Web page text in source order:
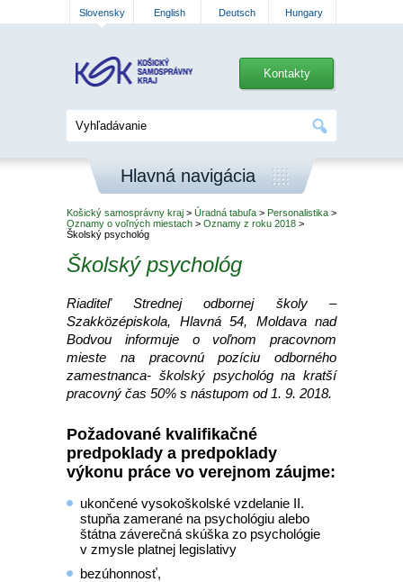
Slovensky English Deutsch Hungary
Kontakty
Hlavná navigácia
Košický samosprávny kraj > Úradná tabuľa > Personalistika >
Oznamy o voľných miestach > Oznamy z roku 2018 >
Školský psychológ
Školský psychológ
Riaditeľ Strednej odbornej školy –
Szakközépiskola, Hlavná 54, Moldava nad
Bodvou informuje o voľnom pracovnom
mieste na pracovnú pozíciu odborného
zamestnanca- školský psychológ na kratší
pracovný čas 50% s nástupom od 1. 9. 2018.
Požadované kvalifikačné
predpoklady a predpoklady
výkonu práce vo verejnom záujme:
ukončené vysokoškolské vzdelanie II.
stupňa zamerané na psychológiu alebo
štátna záverečná skúška zo psychológie
v zmysle platnej legislativy
bezúhonnosť,